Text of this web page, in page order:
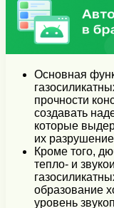
Основная
прочности
создавать
которые
их
Кроме того,
тепло- и
образование
уровень